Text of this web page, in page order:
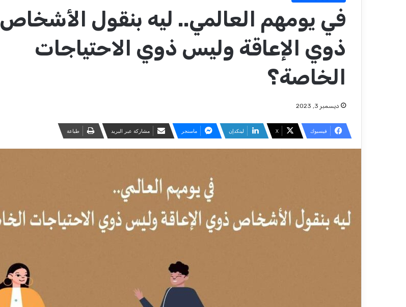
في يومهم العالمي.. ليه بنقول الأشخاص
ذوي الإعاقة وليس ذوي الاحتياجات
الخاصة؟
ديسمبر 3, 2023
فيسبوك ‫X لينكدإن ماسنجر مشاركة عبر البريد طباعة